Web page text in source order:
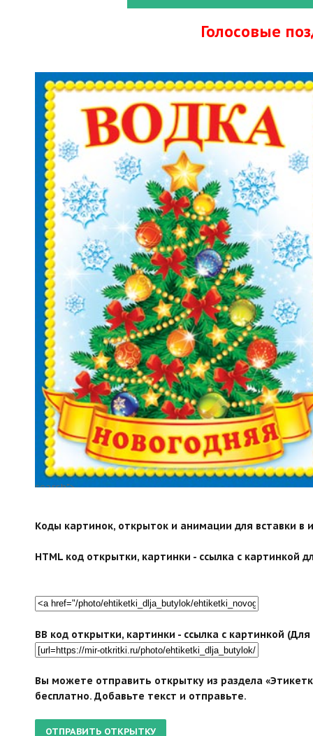
Голосовые
search">
Коды картинок, открыток и анимации для вставки в
HTML код открытки, картинки - ссылка с картинкой
BB код открытки, картинки - ссылка с картинкой
Вы можете отправить открытку из раздела
бесплатно. Добавьте текст и отправьте.